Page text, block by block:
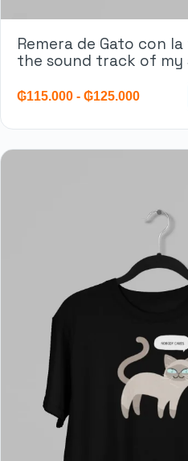
Remera de Gato con
the sound track of my
₲115.000 - ₲125.000